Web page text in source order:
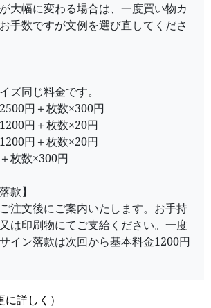
大幅に変わる場合は、一度買い物カ
手数ですが文例を選び直してくださ
ズ同じ料金です。
円＋枚数×300円
円＋枚数×20円
円＋枚数×20円
枚数×300円
款】
注文後にご案内いたします。お手持
は印刷物にてご支給ください。一度
イン落款は次回から基本料金1200円
詳しく）